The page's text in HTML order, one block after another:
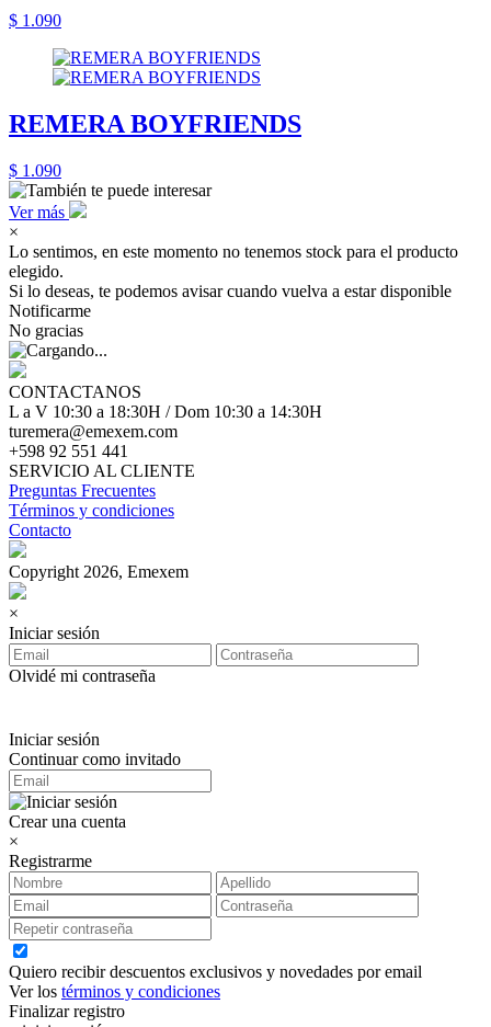
$ 1.090
REMERA BOYFRIENDS
$ 1.090
Ver más
×
Lo sentimos, en este momento no tenemos stock para el producto
elegido.
Si lo deseas, te podemos avisar cuando vuelva a estar disponible
Notificarme
No gracias
CONTACTANOS
L a V 10:30 a 18:30H / Dom 10:30 a 14:30H
turemera@emexem.com
+598 92 551 441
SERVICIO AL CLIENTE
Preguntas Frecuentes
Términos y condiciones
Contacto
Copyright 2026, Emexem
×
Iniciar sesión
Olvidé mi contraseña
Iniciar sesión
Continuar como invitado
Crear una cuenta
×
Registrarme
Quiero recibir descuentos exclusivos y novedades por email
Ver los términos y condiciones
Finalizar registro